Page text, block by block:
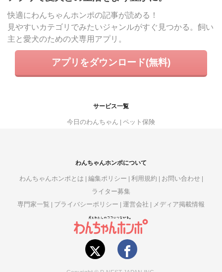
快適にわんちゃんホンポの記事が読める！
見やすいカテゴリでみたいジャンルがすぐ見つかる。飼い
主と愛犬のための犬専用アプリ。
アプリをダウンロード(無料)
サービス一覧
今日のわんちゃん ペット保険
わんちゃんホンポについて
わんちゃんホンポとは 編集ポリシー 利用規約
お問い合わせ
ライター募集
専門家一覧
プライバシーポリシー 運営会社 メディア掲載情報